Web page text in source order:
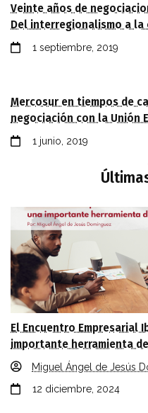
Veinte años de
Del interregionalismo a
1 septiembre, 2019
Mercosur en tiempos de
negociación con la Unión
1 junio, 2019
El Encuentro Empresarial
importante herramienta
Miguel Ángel de Jesús
12 diciembre, 2024